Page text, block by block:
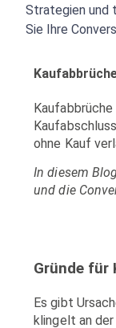
Strategien und
Sie Ihre
ohne Kauf
In diesem
und die
Gründe für
Es gibt
klingelt an